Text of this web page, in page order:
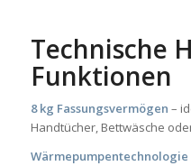
Technische
Funktionen
8 kg Fassungsvermögen –
Handtücher, Bettwäsche
Wärmepumpentechnologie